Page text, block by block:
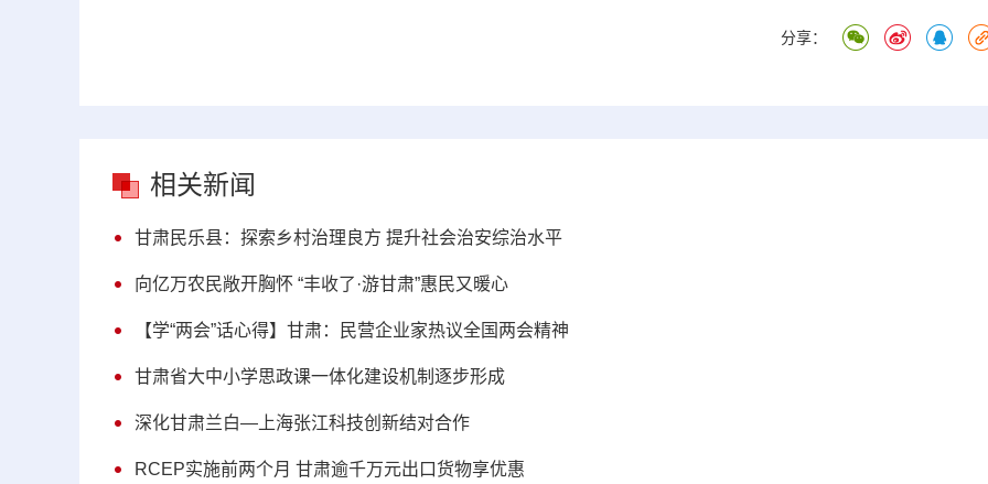
分享：
相关新闻
甘肃民乐县：探索乡村治理良方 提升社会治安综治水平
向亿万农民敞开胸怀 “丰收了·游甘肃”惠民又暖心
【学“两会”话心得】甘肃：民营企业家热议全国两会精神
甘肃省大中小学思政课一体化建设机制逐步形成
深化甘肃兰白—上海张江科技创新结对合作
RCEP实施前两个月 甘肃逾千万元出口货物享优惠